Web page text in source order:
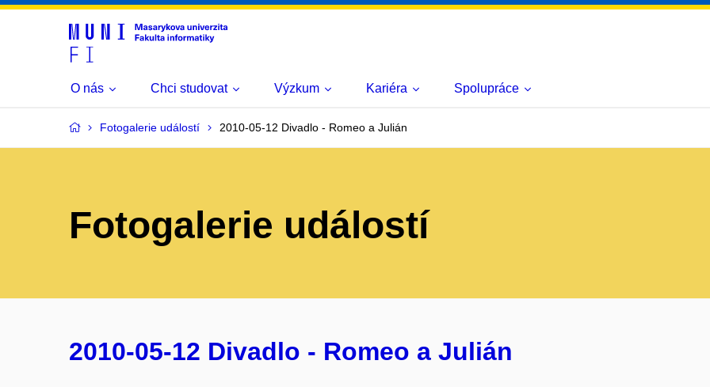
O nás Chci studovat Výzkum Kariéra Spolupráce
Fotogalerie událostí 2010-05-12 Divadlo - Romeo a Julián
Fotogalerie událostí
2010-05-12 Divadlo - Romeo a Julián